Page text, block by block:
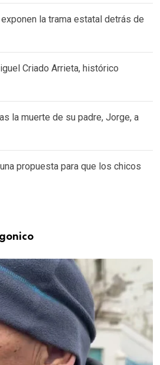
la trama estatal detrás de
Criado Arrieta, histórico
la muerte de su padre, Jorge, a
propuesta para que los chicos